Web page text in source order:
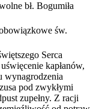
bł. Bogumiła
św.
Serca
kapłanów,
wynagrodzenia
pod zwykłymi
zupełny. Z racji